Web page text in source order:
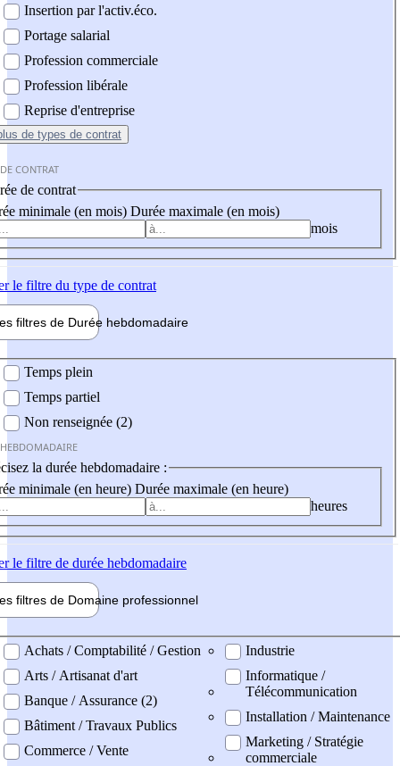
Insertion par l'activ.éco.
Portage salarial
Profession commerciale
Profession libérale
Reprise d'entreprise
de types de contrat
CONTRAT
de contrat
minimale (en mois) Durée maximale (en mois)
mois
le filtre du type de contrat
filtres de Durée hebdomadaire
Temps plein
Temps partiel
Non renseignée (2)
la durée hebdomadaire :
minimale (en heure) Durée maximale (en heure)
heures
le filtre de durée hebdomadaire
filtres de Domaine professionnel
professionel
Achats / Comptabilité / Gestion
Arts / Artisanat d'art
Banque / Assurance (2)
Bâtiment / Travaux Publics
Commerce / Vente
Industrie
Informatique /
Télécommunication
Installation / Maintenance
Marketing / Stratégie
commerciale